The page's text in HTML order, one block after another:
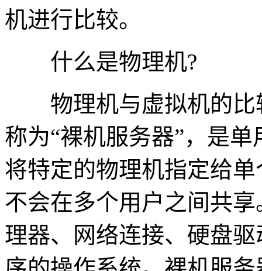
机进行比较。
什么是物理机?
物理机与虚拟机的比
称为“裸机服务器”，是
将特定的物理机指定给
不会在多个用户之间共
理器、网络连接、硬盘